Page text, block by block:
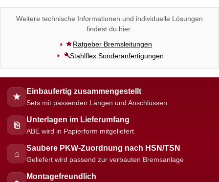
Weitere technische Informationen und individuelle Lösungen
findest du hier:
Ratgeber Bremsleitungen
Stahlflex Sonderanfertigungen
★
Einbaufertig zusammengestellt
Sets mit passenden Längen und Anschlüssen.
⎘
Unterlagen im Lieferumfang
ABE wird in Papierform mitgeliefert
⌂
Saubere PKW-Zuordnung nach HSN/TSN
Geliefert wird passend zur verbauten Bremsanlage
Montagefreundlich